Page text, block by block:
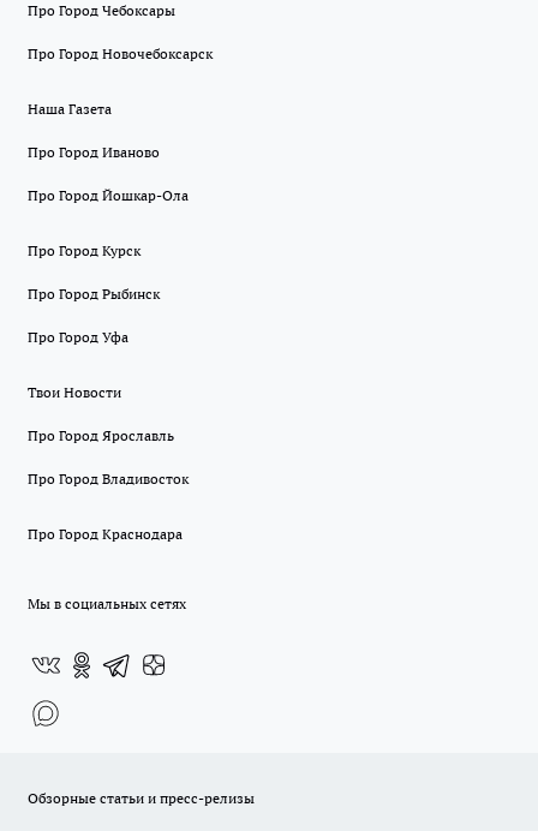
Про Город Чебоксары
Про Город Новочебоксарск
Наша Газета
Про Город Иваново
Про Город Йошкар-Ола
Про Город Курск
Про Город Рыбинск
Про Город Уфа
Твои Новости
Про Город Ярославль
Про Город Владивосток
Про Город Краснодара
Мы в социальных сетях
Обзорные статьи и пресс-релизы